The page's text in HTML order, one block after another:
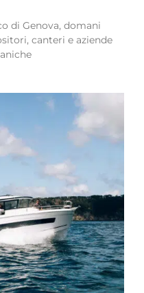
di Genova, domani
canteri e aziende